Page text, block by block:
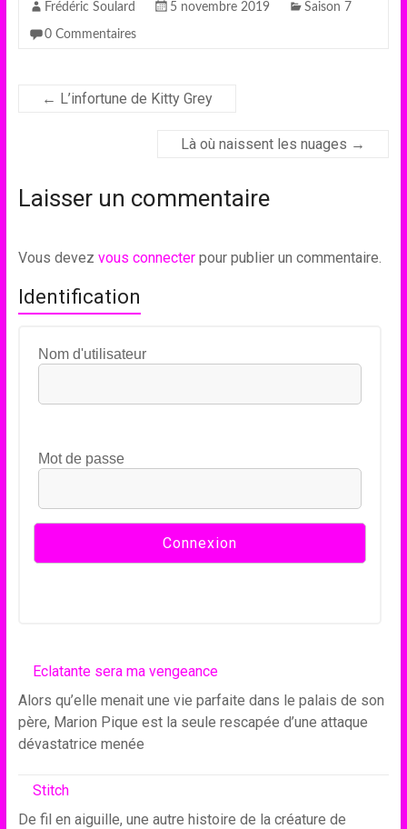
Frédéric Soulard 5 novembre 2019 Saison 7
0 Commentaires
← L’infortune de Kitty Grey
Là où naissent les nuages →
Laisser un commentaire
Vous devez vous connecterpour publier un commentaire.
Identification
Nom d'utilisateur
Mot de passe
Eclatante sera ma vengeance
Alors qu’elle menait une vie parfaite dans le palais de son
père, Marion Pique est la seule rescapée d’une attaque
dévastatrice menée
Stitch
De fil en aiguille, une autre histoire de la créature de